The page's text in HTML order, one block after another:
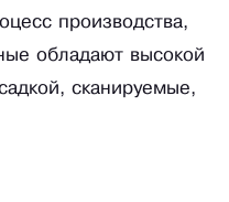
производства,
обладают высокой
сканируемые,